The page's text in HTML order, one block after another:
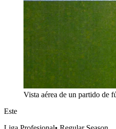
Vista aérea de un partido de
Este